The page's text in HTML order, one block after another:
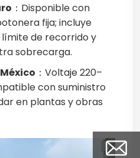
：Disponible con
fija; incluye
de recorrido y
sobrecarga.
：Voltaje 220–
con suministro
en plantas y obras